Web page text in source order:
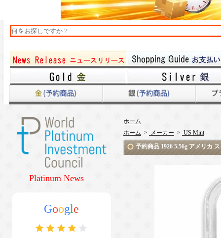
Platinum News
Google
ホーム
ホーム > メーカー > US Mint
予約商品 1926 5.56g アメリカ